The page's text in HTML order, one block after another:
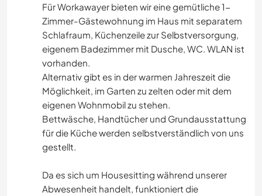
Für Workawayer bieten wir eine gemütliche 1-
Zimmer-Gästewohnung im Haus mit separatem
Schlafraum, Küchenzeile zur Selbstversorgung,
eigenem Badezimmer mit Dusche, WC. WLAN ist
vorhanden.
Alternativ gibt es in der warmen Jahreszeit die
Möglichkeit, im Garten zu zelten oder mit dem
eigenen Wohnmobil zu stehen.
Bettwäsche, Handtücher und Grundausstattung
für die Küche werden selbstverständlich von uns
gestellt.
Da es sich um Housesitting während unserer
Abwesenheit handelt, funktioniert die